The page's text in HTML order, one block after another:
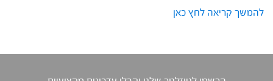
להמשך קריאה לחץ כאן